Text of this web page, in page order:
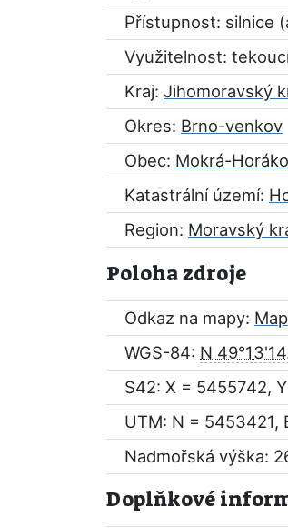
Přístupnost: silnice
Využitelnost:
Kraj: Jihomoravský
Okres: Brno-venkov
Obec: Mokrá-
Katastrální území:
Region: Moravský
Poloha zdroje
Odkaz na mapy:
WGS-84: N
S42: X = 5455742,
UTM: N = 5453421,
Nadmořská výška:
Doplňkové